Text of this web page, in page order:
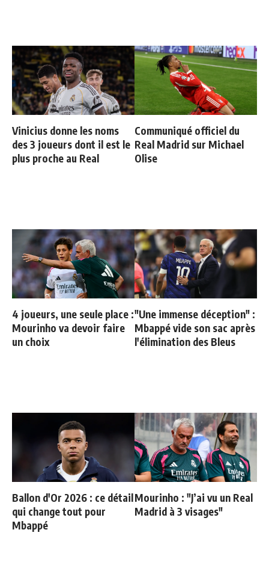
Vinicius donne les noms
des 3 joueurs dont il est le
plus proche au Real
Communiqué officiel du
Real Madrid sur Michael
Olise
4 joueurs, une seule place :
Mourinho va devoir faire
un choix
"Une immense déception" :
Mbappé vide son sac après
l'élimination des Bleus
Ballon d'Or 2026 : ce détail
qui change tout pour
Mbappé
Mourinho : "J’ai vu un Real
Madrid à 3 visages"